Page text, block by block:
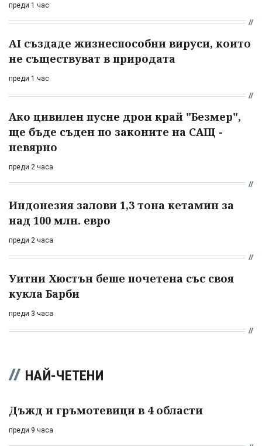
преди 1 час
AI създаде жизнеспособни вируси, които
не съществуват в природата
преди 1 час
Ако цивилен пусне дрон край "Безмер",
ще бъде съден по законите на САЩ -
невярно
преди 2 часа
Индонезия залови 1,3 тона кетамин за
над 100 млн. евро
преди 2 часа
Уитни Хюстън беше почетена със своя
кукла Барби
преди 3 часа
НАЙ-ЧЕТЕНИ
Дъжд и гръмотевици в 4 области
преди 9 часа